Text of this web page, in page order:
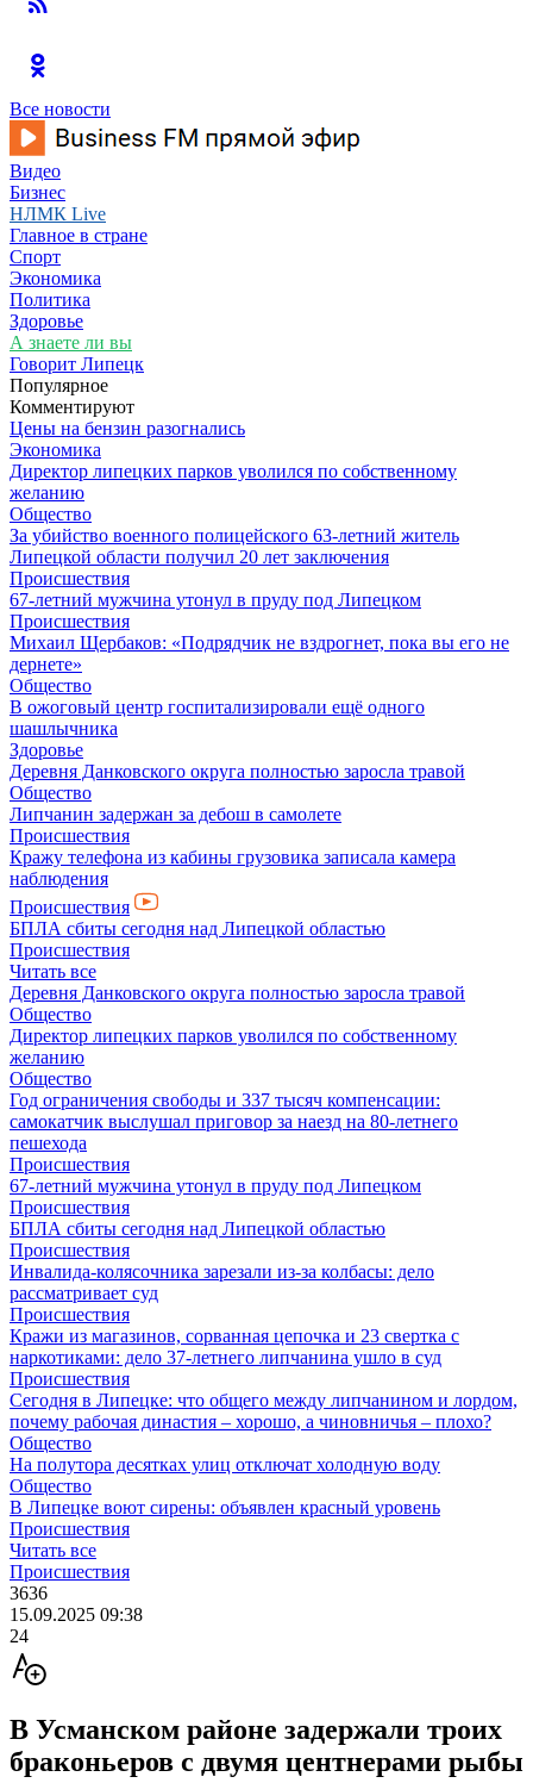
Все новости
Видео
Бизнес
НЛМК Live
Главное в стране
Спорт
Экономика
Политика
Здоровье
А знаете ли вы
Говорит Липецк
Популярное
Комментируют
Цены на бензин разогнались
Экономика
Директор липецких парков уволился по собственному
желанию
Общество
За убийство военного полицейского 63-летний житель
Липецкой области получил 20 лет заключения
Происшествия
67-летний мужчина утонул в пруду под Липецком
Происшествия
Михаил Щербаков: «Подрядчик не вздрогнет, пока вы его не
дернете»
Общество
В ожоговый центр госпитализировали ещё одного
шашлычника
Здоровье
Деревня Данковского округа полностью заросла травой
Общество
Липчанин задержан за дебош в самолете
Происшествия
Кражу телефона из кабины грузовика записала камера
наблюдения
Происшествия
БПЛА сбиты сегодня над Липецкой областью
Происшествия
Читать все
Деревня Данковского округа полностью заросла травой
Общество
Директор липецких парков уволился по собственному
желанию
Общество
Год ограничения свободы и 337 тысяч компенсации:
самокатчик выслушал приговор за наезд на 80-летнего
пешехода
Происшествия
67-летний мужчина утонул в пруду под Липецком
Происшествия
БПЛА сбиты сегодня над Липецкой областью
Происшествия
Инвалида-колясочника зарезали из-за колбасы: дело
рассматривает суд
Происшествия
Кражи из магазинов, сорванная цепочка и 23 свертка с
наркотиками: дело 37-летнего липчанина ушло в суд
Происшествия
Сегодня в Липецке: что общего между липчанином и лордом,
почему рабочая династия – хорошо, а чиновничья – плохо?
Общество
На полутора десятках улиц отключат холодную воду
Общество
В Липецке воют сирены: объявлен красный уровень
Происшествия
Читать все
Происшествия
3636
15.09.2025 09:38
24
В Усманском районе задержали троих
браконьеров с двумя центнерами рыбы